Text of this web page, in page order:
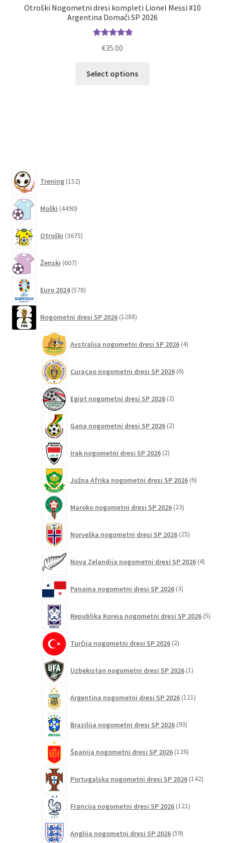
Otroški Nogometni dresi kompleti Lionel Messi #10
Argentina Domači SP 2026
€35.00
Select options
Trening 152izdelkov
Moški 4490izdelkov
Otroški 3675izdelkov
Ženski 607izdelkov
Euro 2024 578izdelkov
Nogometni dresi SP 2026 1288izdelkov
Avstralija nogometni dresi SP 2026 4izdelki
Curaçao nogometni dresi SP 2026 6izdelkov
Egipt nogometni dresi SP 2026 2izdelka
Gana nogometni dresi SP 2026 2izdelka
Irak nogometni dresi SP 2026 2izdelka
Južna Afrika nogometni dresi SP 2026 6izdelkov
Maroko nogometni dresi SP 2026 23izdelkov
Norveška nogometni dresi SP 2026 25izdelkov
Nova Zelandija nogometni dresi SP 2026 4izdelki
Panama nogometni dresi SP 2026 3izdelki
Republika Koreja nogometni dresi SP 2026 5
Turčija nogometni dresi SP 2026 2izdelka
Uzbekistan nogometni dresi SP 2026 1izdelek
Argentina nogometni dresi SP 2026 121izdelkov
Brazilija nogometni dresi SP 2026 93izdelkov
Španija nogometni dresi SP 2026 126izdelkov
Portugalska nogometni dresi SP 2026 142
Francija nogometni dresi SP 2026 121izdelkov
Anglija nogometni dresi SP 2026 59izdelkov